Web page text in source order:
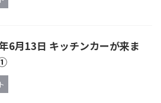
6月13日 キッチンカーが来ま